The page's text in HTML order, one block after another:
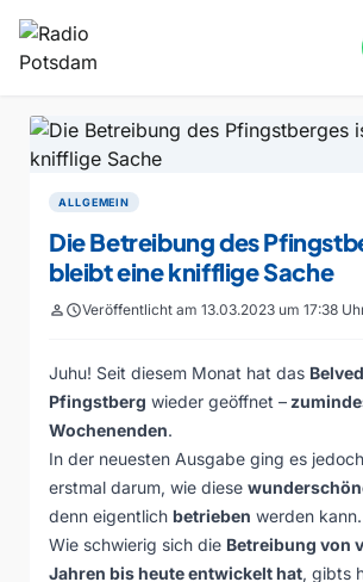
ALLGEMEIN
Die Betreibung des
bleibt eine knifflige Sache
personscheduleVeröffentlicht am 13.03.2023 um 17:38
Juhu! Seit diesem Monat hat das
Pfingstberg wieder geöffnet –
Wochenenden.
In der neuesten Ausgabe ging es
erstmal darum, wie diese
denn eigentlich betrieben werden kann.
Wie schwierig sich die Betreibung von
Jahren bis heute entwickelt hat, gibts